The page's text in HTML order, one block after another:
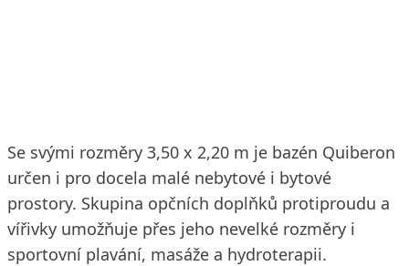
Se svými rozměry 3,50 x 2,20 m je bazén Quiberon
určen i pro docela malé nebytové i bytové
prostory. Skupina opčních doplňků protiproudu a
vířivky umožňuje přes jeho nevelké rozměry i
sportovní plavání, masáže a hydroterapii.